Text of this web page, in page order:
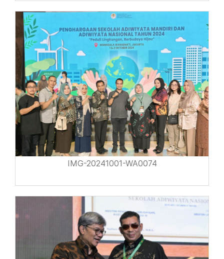
IMG-20241001-WA0074